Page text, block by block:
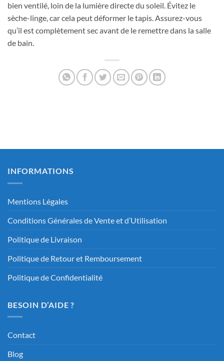
bien ventilé, loin de la lumière directe du soleil. Évitez le
sèche-linge, car cela peut déformer le tapis. Assurez-vous
qu’il est complètement sec avant de le remettre dans la salle
de bain.
INFORMATIONS
Mentions Légales
Conditions Générales de Vente et d’Utilisation
Politique de Livraison
Politique de Retour et Remboursement
Politique de Confidentialité
BESOIN D’AIDE ?
Contact
Blog